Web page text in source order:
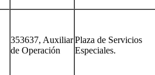
353637, Auxiliar
de Operación
Plaza de Servicios
Especiales.